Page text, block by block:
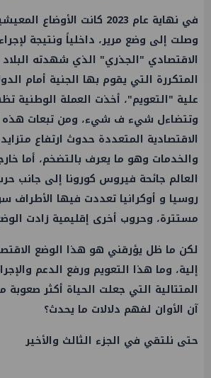
في نهاية عام 2023 كانت
وصلت إلى وضع مرير، داخلياً ونتيجة
الاقتصادي "الجذري" الذي شهدته البلاد
المتكررة التي يقوم بها الجنية أمام
علية "التعويم"، أخذت العملة الوطنية
وتتضاءل شيء ف شيء، ومن تبعات هذه
الاقتصادية المتعددة حدوث ارتفاع
والخدمات وهو ما يعرف بالتضخم، أما
العالم جائحة فيروس كورونا إلى جانب
روسيا و أوكرانيا تعددت فيها الأطراف
مستترة، وحروب أخرى إقليمية زادت
لكن ما ظل يؤرقني هو هذا الوضع
إلية، وما هذا التعويم ورفع الدعم
المتتالية التي جعلت الحياة أكثر صعوبة
آن الأوان لفهم دلالات ما يحدث؟
حتى نلتقي في الجزء الثالث والأخير